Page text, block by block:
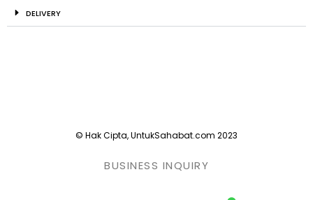
DELIVERY
© Hak Cipta, UntukSahabat.com 2023
BUSINESS INQUIRY